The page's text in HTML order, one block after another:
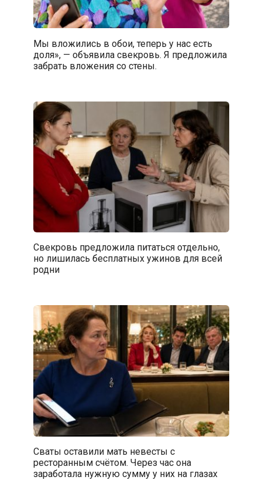
Мы вложились в обои, теперь у нас есть
доля», — объявила свекровь. Я предложила
забрать вложения со стены.
Свекровь предложила питаться отдельно,
но лишилась бесплатных ужинов для всей
родни
Сваты оставили мать невесты с
ресторанным счётом. Через час она
заработала нужную сумму у них на глазах